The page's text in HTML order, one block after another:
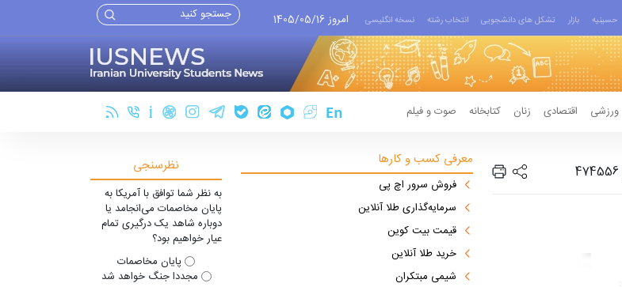
حسینیه بازار تشکل های دانشجویی انتخاب رشته نسخه انگلیسی امروز 1405/05/16
ورزشی اقتصادی زنان کتابخانه صوت و فیلم
معرفی کسب و کارها
فروش سرور اچ پی
سرمایه‌گذاری طلا آنلاین
قیمت بیت کوین
خرید طلا آنلاین
شیمی مبتکران
نظرسنجی
به نظر شما توافق با آمریکا به
پایان مخاصمات می‌انجامد یا
دوباره شاهد یک درگیری تمام
عیار خواهیم بود؟
پایان مخاصمات
مجددا جنگ خواهد شد